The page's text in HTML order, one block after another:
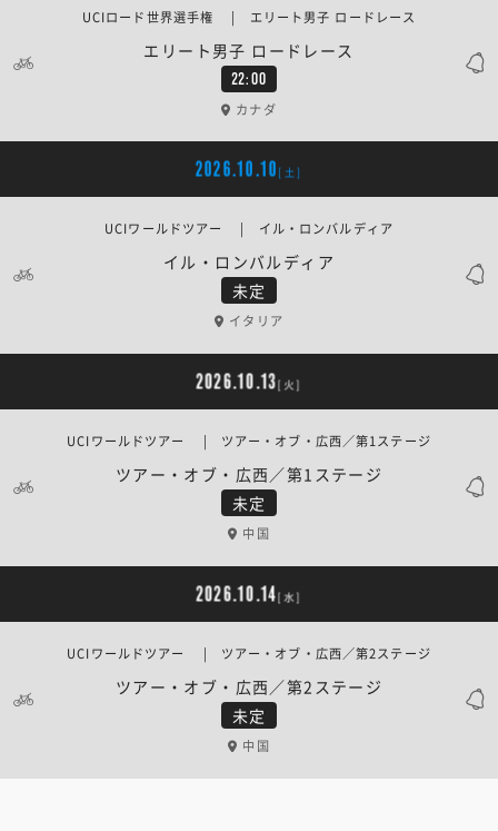
22:00
エリート男子 ロードレース
UCIロード世界選手権 | エリート男子 ロードレース
カナダ
2026.10.10 [土]
未定
イル・ロンバルディア
UCIワールドツアー | イル・ロンバルディア
イタリア
2026.10.13[火]
未定
ツアー・オブ・広西／第1ステージ
UCIワールドツアー | ツアー・オブ・広西／第1ステージ
中国
2026.10.14[水]
未定
ツアー・オブ・広西／第2ステージ
UCIワールドツアー | ツアー・オブ・広西／第2ステージ
中国